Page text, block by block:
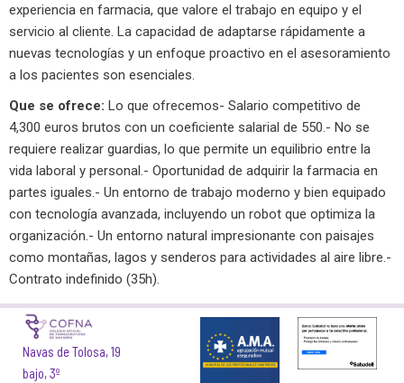
experiencia en farmacia, que valore el trabajo en equipo y el
servicio al cliente. La capacidad de adaptarse rápidamente a
nuevas tecnologías y un enfoque proactivo en el asesoramiento
a los pacientes son esenciales.
Que se ofrece: Lo que ofrecemos- Salario competitivo de
4,300 euros brutos con un coeficiente salarial de 550.- No se
requiere realizar guardias, lo que permite un equilibrio entre la
vida laboral y personal.- Oportunidad de adquirir la farmacia en
partes iguales.- Un entorno de trabajo moderno y bien equipado
con tecnología avanzada, incluyendo un robot que optimiza la
organización.- Un entorno natural impresionante con paisajes
como montañas, lagos y senderos para actividades al aire libre.-
Contrato indefinido (35h).
Navas de Tolosa, 19
bajo, 3º